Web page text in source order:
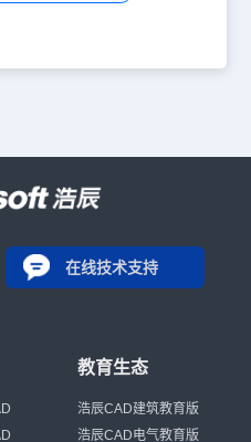
在线技术支持
教育生态
浩辰CAD建筑教育版
浩辰CAD电气教育版